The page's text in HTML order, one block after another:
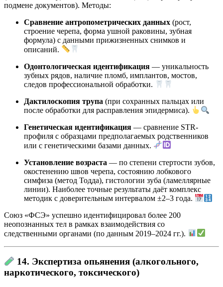
подмене документов). Методы:
Сравнение антропометрических данных (рост,
строение черепа, форма ушной раковины, зубная
формула) с данными прижизненных снимков и
описаний.
Одонтологическая идентификация — уникальность
зубных рядов, наличие пломб, имплантов, мостов,
следов профессиональной обработки.
Дактилоскопия трупа (при сохранных пальцах или
после обработки для расправления эпидермиса).
Генетическая идентификация — сравнение STR-
профиля с образцами предполагаемых родственников
или с генетическими базами данных.
Установление возраста — по степени стертости зубов,
окостенению швов черепа, состоянию лобкового
симфиза (метод Тодда), гистологии зуба (ламеллярные
линии). Наиболее точные результаты даёт комплекс
методик с доверительным интервалом ±2–3 года.
Союз «ФСЭ» успешно идентифицировал более 200
неопознанных тел в рамках взаимодействия со
следственными органами (по данным 2019–2024 гг.).
14. Экспертиза опьянения (алкогольного,
наркотического, токсического)